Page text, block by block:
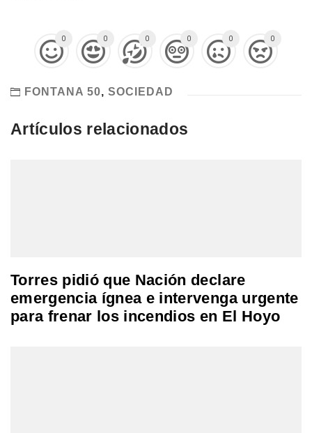
0 0 0 0 0 0
FONTANA 50, SOCIEDAD
Artículos relacionados
Torres pidió que Nación declare
emergencia ígnea e intervenga urgente
para frenar los incendios en El Hoyo